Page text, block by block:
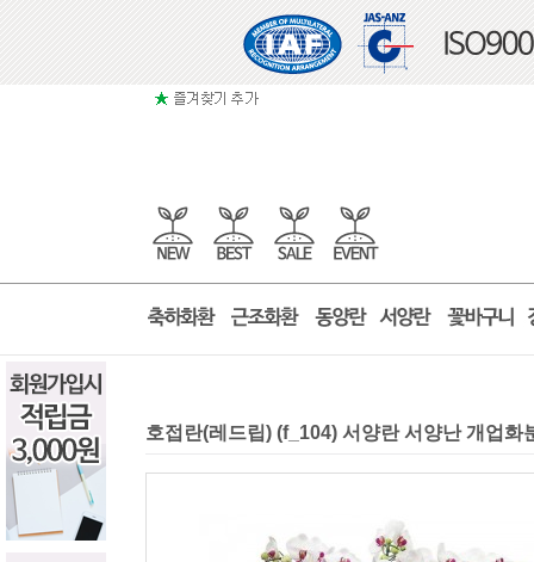
호접란(레드립) (f_104) 서양란 서양난 개업화